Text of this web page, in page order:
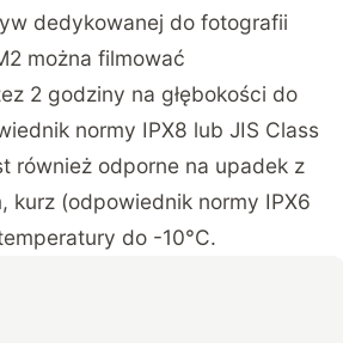
dedykowanej do fotografii
można filmować
2 godziny na głębokości do
normy IPX8 lub JIS Class
również odporne na upadek z
kurz (odpowiednik normy IPX6
do -10°C.